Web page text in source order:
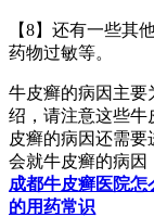
【8】还有一些其
药物过敏等。
牛皮癣的病因主要
绍，请注意这些牛
皮癣的病因还需
会就牛皮癣的病因
成都牛皮癣医院怎
的用药常识